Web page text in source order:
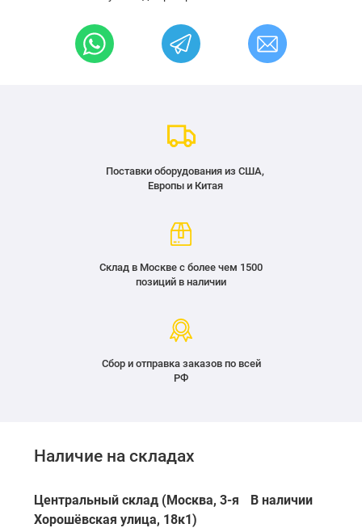
Поставки оборудования из США,
Европы и Китая
Склад в Москве с более чем 1500
позиций в наличии
Сбор и отправка заказов по всей
РФ
Наличие на складах
Центральный склад (Москва, 3-я
Хорошёвская улица, 18к1)
В наличии